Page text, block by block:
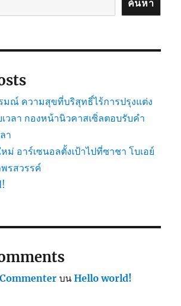
ค้นหา
มณ์ ความสุขที่บริสุทธิ์ไร้การปรุงแต่ง
เวลา กองหน้านิวคาสเซิ่ลตอบรับคำ
า
ม่ อาร์เซนอลตั้งเป้าไปที่ซาชา โบเอย์
รสวรรค์
บนHello world!